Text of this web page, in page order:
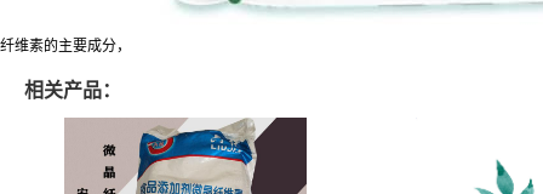
纤维素的主要成分，
相关产品：